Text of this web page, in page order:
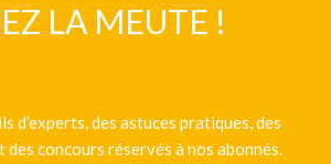
LA MEUTE !
d’experts, des astuces pratiques, des
concours réservés à nos abonnés.